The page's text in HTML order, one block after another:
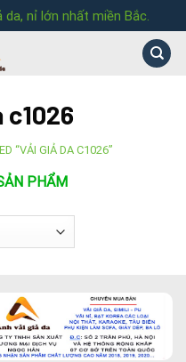
nỉ lớn nhất miền Bắc.
c1026
“VẢI GIẢ DA C1026”
PHẨM